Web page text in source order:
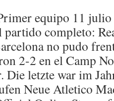
equipo 11
completo:
no pudo
2-2 en el Camp
Die letzte war im
Neue Atletico